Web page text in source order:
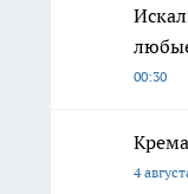
00:30
4